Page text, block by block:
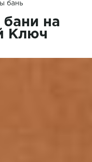
бань
бани на
Ключ